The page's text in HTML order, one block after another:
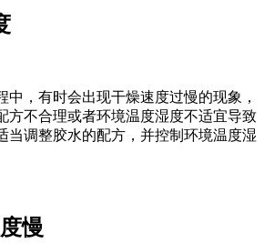
，有时会出现干燥速度过慢的现象，
方不合理或者环境温度湿度不适宜导致
当调整胶水的配方，并控制环境温度湿
慢